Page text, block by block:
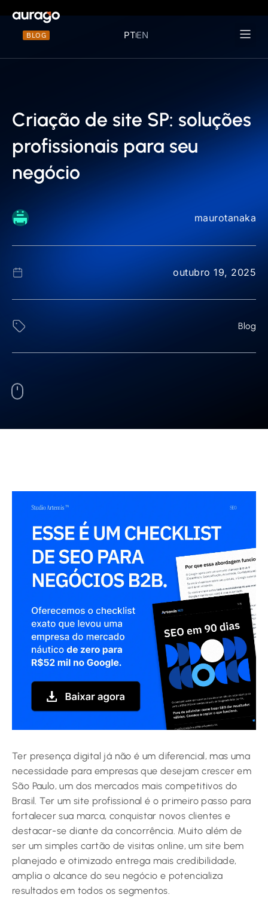
BLOG PTEN
Criação de site SP: soluções
profissionais para seu
negócio
maurotanaka
outubro 19, 2025
Blog
Ter presença digital já não é um diferencial, mas uma
necessidade para empresas que desejam crescer em
São Paulo, um dos mercados mais competitivos do
Brasil. Ter um site profissional é o primeiro passo para
fortalecer sua marca, conquistar novos clientes e
destacar-se diante da concorrência. Muito além de
ser um simples cartão de visitas online, um site bem
planejado e otimizado entrega mais credibilidade,
amplia o alcance do seu negócio e potencializa
resultados em todos os segmentos.